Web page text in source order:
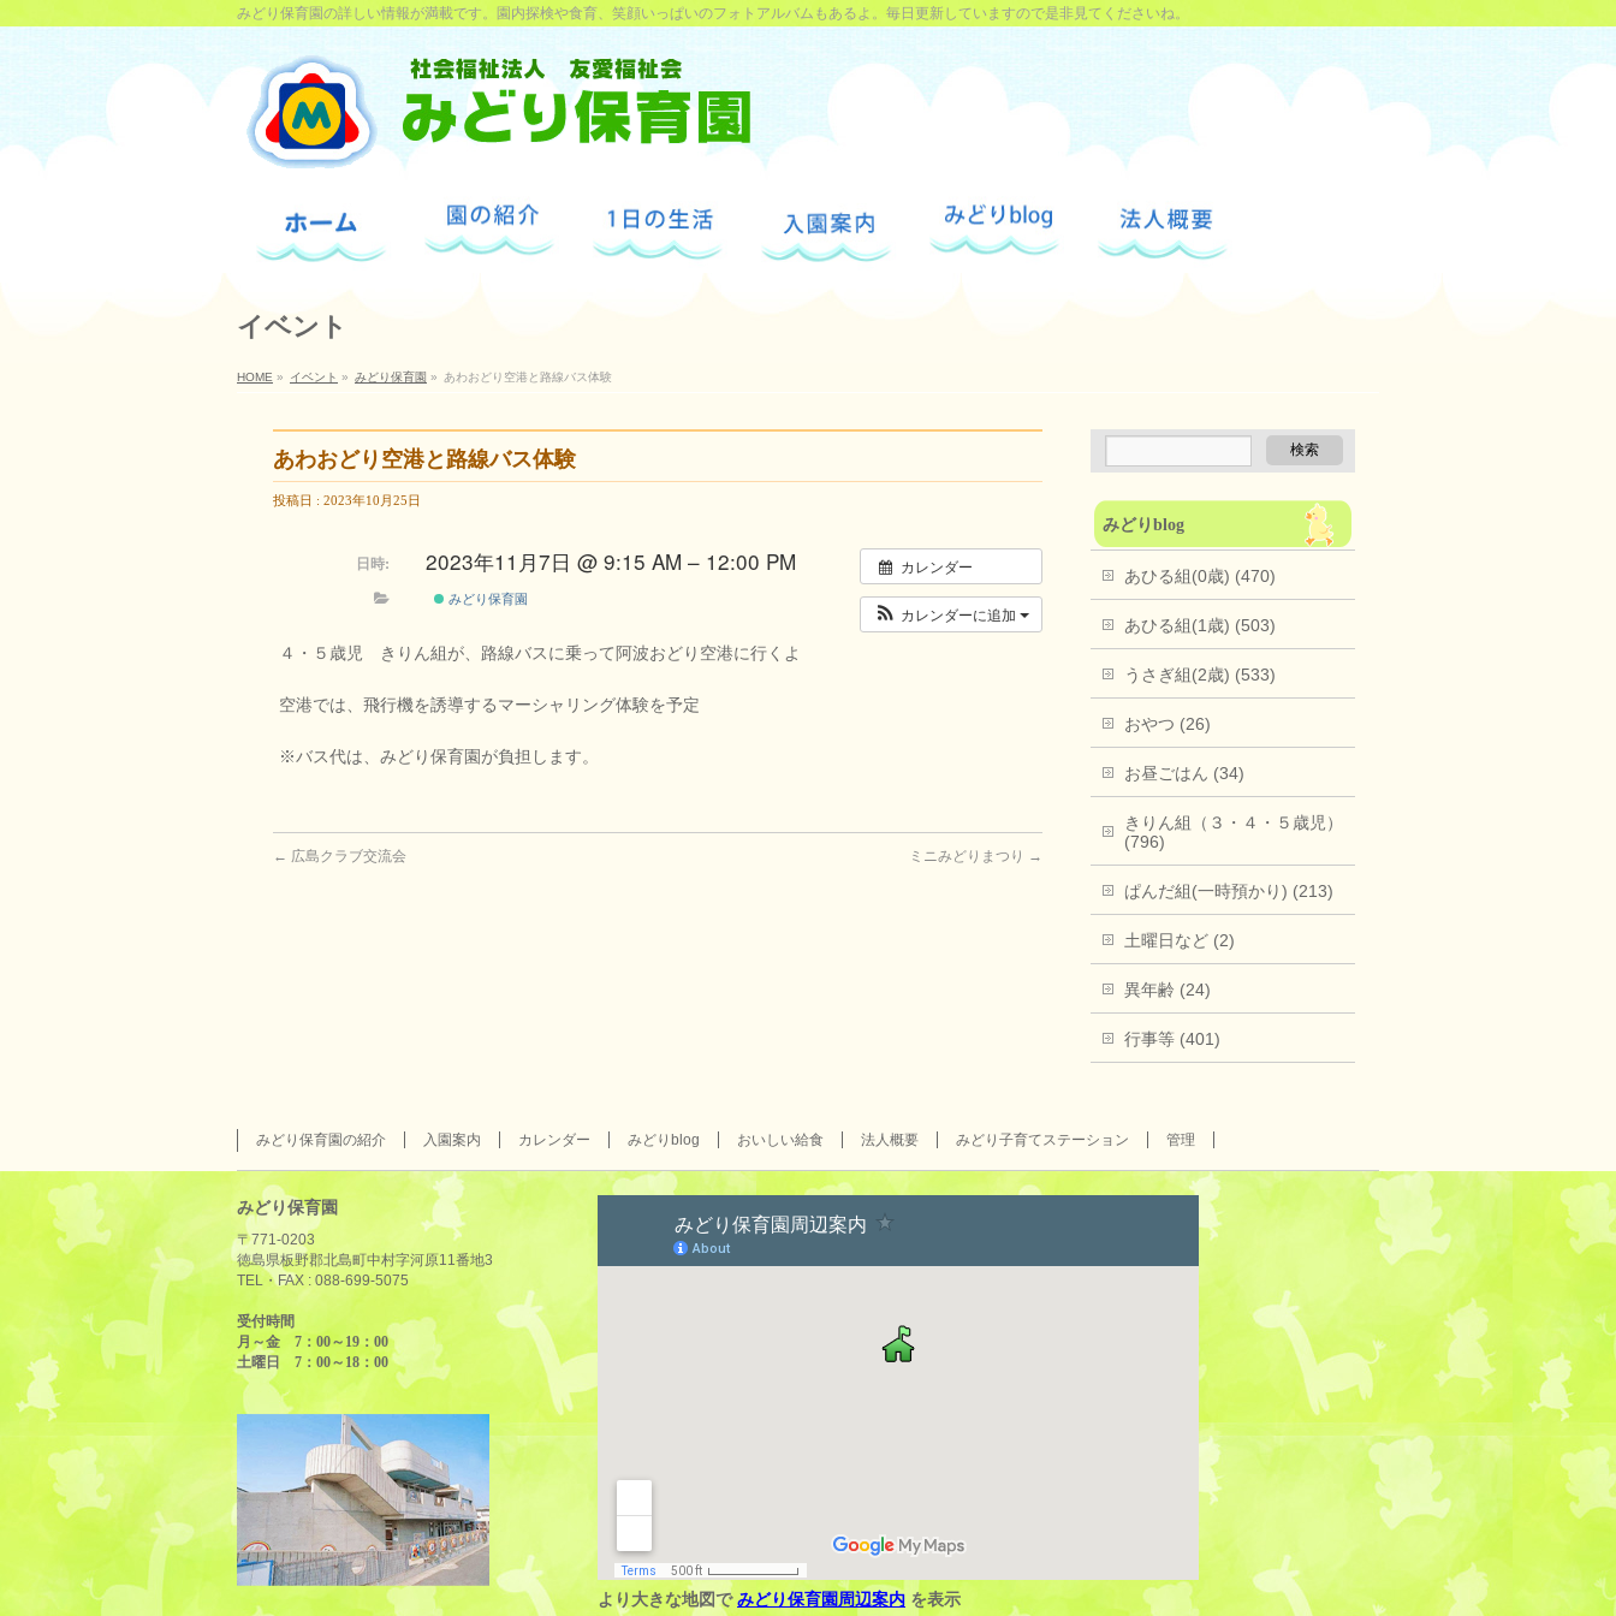
みどり保育園の詳しい情報が満載です。園内探検や食育、笑顔いっぱいのフォトアルバムもあるよ。毎日更新していますので是非見てくださいね。
イベント
HOME » イベント » みどり保育園 » あわおどり空港と路線バス体験
あわおどり空港と路線バス体験
投稿日 : 2023年10月25日
カレンダー
カレンダーに追加
日時: 2023年11月7日 @ 9:15 AM – 12:00 PM
みどり保育園
４・５歳児 きりん組が、路線バスに乗って阿波おどり空港に行くよ
空港では、飛行機を誘導するマーシャリング体験を予定
※バス代は、みどり保育園が負担します。
← 広島クラブ交流会 ミニみどりまつり →
みどりblog
あひる組(0歳) (470)
あひる組(1歳) (503)
うさぎ組(2歳) (533)
おやつ (26)
お昼ごはん (34)
きりん組（３・４・５歳児）
(796)
ぱんだ組(一時預かり) (213)
土曜日など (2)
異年齢 (24)
行事等 (401)
みどり保育園の紹介 入園案内 カレンダー みどりblog おいしい給食 法人概要 みどり子育てステーション 管理
みどり保育園
〒771-0203
徳島県板野郡北島町中村字河原11番地3
TEL・FAX : 088-699-5075
受付時間
月～金 7：00～19：00
土曜日 7：00～18：00
より大きな地図で みどり保育園周辺案内 を表示